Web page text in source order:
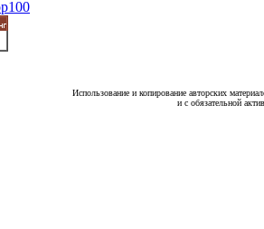
Использование и копирование авторских
и с обязательной